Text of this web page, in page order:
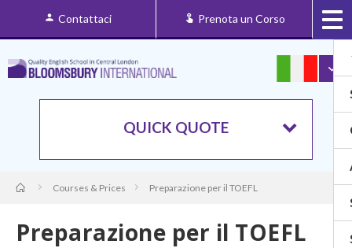
Contattaci Prenota un Corso
QUICK QUOTE
Courses & Prices Preparazione per il TOEFL
Preparazione per il TOEFL